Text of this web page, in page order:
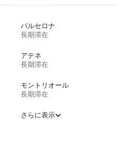
バルセロナ
長期滞在
アテネ
長期滞在
モントリオール
長期滞在
さらに表示